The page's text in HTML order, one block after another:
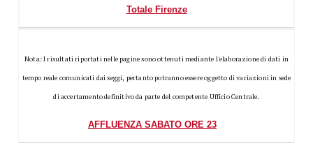
Totale Firenze
Nota: I risultati riportati nelle pagine sono ottenuti mediante l'elaborazione di dati in
tempo reale comunicati dai seggi, pertanto potranno essere oggetto di variazioni in sede
di accertamento definitivo da parte del competente Ufficio Centrale.
AFFLUENZA SABATO ORE 23